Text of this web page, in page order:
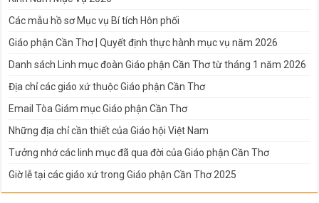
Các mẫu hồ sơ Mục vụ Bí tích Hôn phối
Giáo phận Cần Thơ | Quyết định thực hành mục vụ năm 2026
Danh sách Linh mục đoàn Giáo phận Cần Thơ từ tháng 1 năm 2026
Địa chỉ các giáo xứ thuộc Giáo phận Cần Thơ
Email Tòa Giám mục Giáo phận Cần Thơ
Những địa chỉ cần thiết của Giáo hội Việt Nam
Tưởng nhớ các linh mục đã qua đời của Giáo phận Cần Thơ
Giờ lễ tại các giáo xứ trong Giáo phận Cần Thơ 2025